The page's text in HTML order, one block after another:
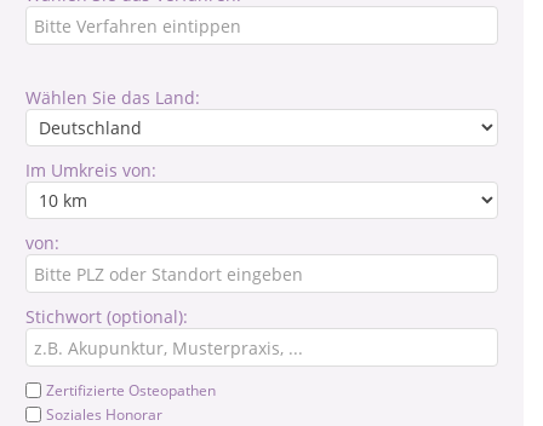
Wählen Sie das Land:
Im Umkreis von:
von:
Stichwort (optional):
Zertifizierte Osteopathen
Soziales Honorar